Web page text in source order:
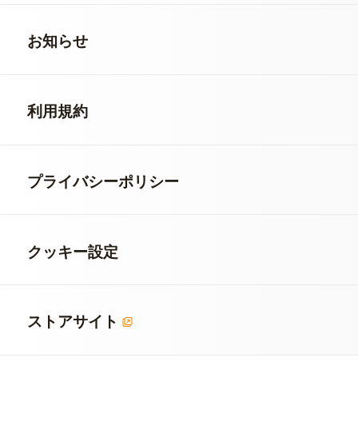
お知らせ
利用規約
プライバシーポリシー
クッキー設定
ストアサイト